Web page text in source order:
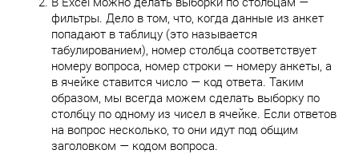
фильтры. Дело в том, что, когда данные из анкет
попадают в таблицу (это называется
табулированием), номер столбца соответствует
номеру вопроса, номер строки — номеру анкеты, а
в ячейке ставится число — код ответа. Таким
образом, мы всегда можем сделать выборку по
столбцу по одному из чисел в ячейке. Если ответов
на вопрос несколько, то они идут под общим
заголовком — кодом вопроса.